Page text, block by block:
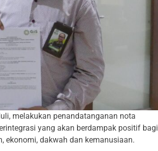
melakukan penandatanganan nota
yang akan berdampak positif bagi
ekonomi, dakwah dan kemanusiaan.